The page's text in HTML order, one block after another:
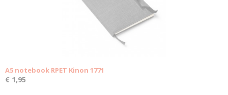
A5 notebook RPET Kinon 1771
€ 1,95